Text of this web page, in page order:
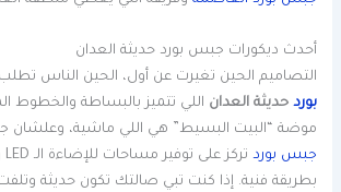
أحدث ديكورات جبس بورد حديثة العدان
التصاميم الحين تغيرت عن أول، الحين الناس
بورد حديثة العدان اللي تتميز بالبساطة والخطوط
موضة “البيت البسيط” هي اللي ماشية، وعلشان
جبس بورد
بطريقة فنية. إذا كنت تبي صالتك تكون حديثة وتلفت